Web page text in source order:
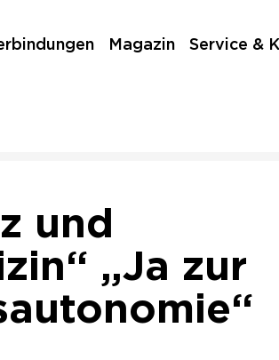
Magazin Service &
und
„Ja zur